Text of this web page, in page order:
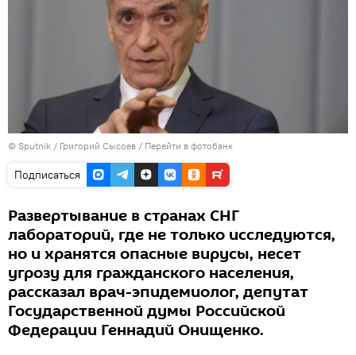
© Sputnik / Григорий Сысоев / Перейти в фотобанк
Подписаться
Развертывание в странах СНГ
лабораторий, где не только исследуются,
но и хранятся опасные вирусы, несет
угрозу для гражданского населения,
рассказал врач-эпидемиолог, депутат
Государственной думы Российской
Федерации Геннадий Онищенко.